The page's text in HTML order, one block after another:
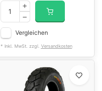
Vergleichen
* Inkl. MwSt. zzgl. Versandkosten